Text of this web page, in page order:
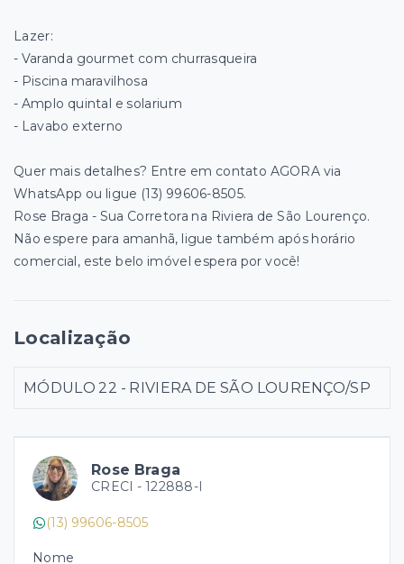
Rose Braga
CRECI - 122888-I
(13) 99606-8505
Nome
Lazer:
- Varanda gourmet com churrasqueira
- Piscina maravilhosa
- Amplo quintal e solarium
- Lavabo externo
Quer mais detalhes? Entre em contato AGORA via
WhatsApp ou ligue (13) 99606-8505.
Rose Braga - Sua Corretora na Riviera de São Lourenço.
Não espere para amanhã, ligue também após horário
comercial, este belo imóvel espera por você!
Localização
MÓDULO 22 - RIVIERA DE SÃO LOURENÇO/SP